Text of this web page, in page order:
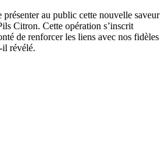
au public cette nouvelle saveur
Citron. Cette opération s’inscrit
de renforcer les liens avec nos fidèles
il révélé.